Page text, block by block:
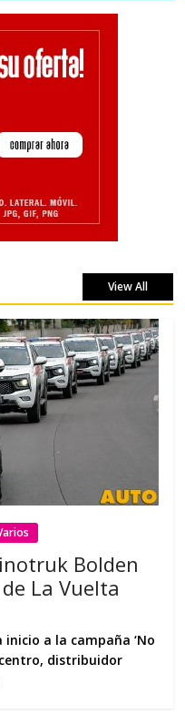
View All
Bolden
La Vuelta
a la campaña ‘No
distribuidor